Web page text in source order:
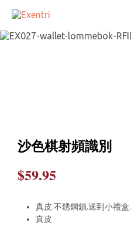
沙色棋射頻識別
$59.95
真皮.不銹鋼鎖.送到小禮盒.
真皮